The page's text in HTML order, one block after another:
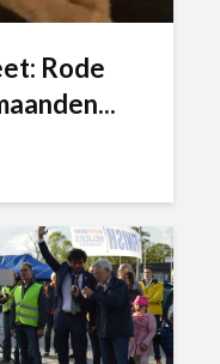
Rode